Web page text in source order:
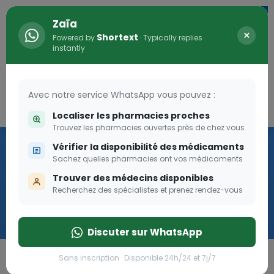
Vaccination
Zaïa
Powered by Shortext · Typically replies
instantly
×
Avec notre service WhatsApp vous pouvez :
Localiser les pharmacies proches
Trouvez les pharmacies ouvertes près de chez vous
Vérifier la disponibilité des médicaments
Sachez quelles pharmacies ont vos médicaments
Trouver des médecins disponibles
Recherchez des spécialistes et prenez rendez-vous
Discuter sur WhatsApp
Sans inscription · Disponible 24h/24 et 7j/7